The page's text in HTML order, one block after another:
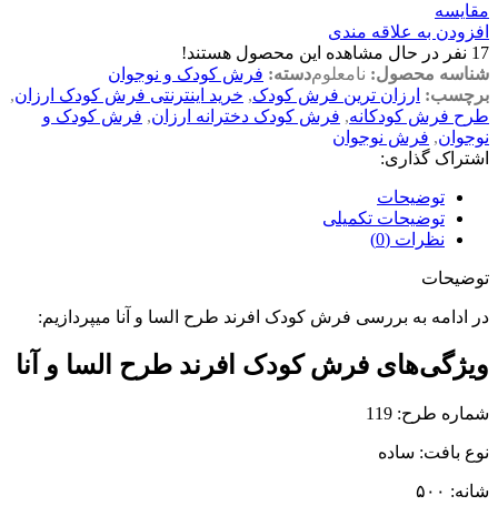
مقایسه
افزودن به علاقه مندی
17 نفر در حال مشاهده این محصول هستند!
شناسه محصول: نامعلومدسته: فرش کودک و نوجوان
برچسب: ارزان ترین فرش کودک, خرید اینترنتی فرش کودک ارزان,
طرح فرش کودکانه, فرش کودک دخترانه ارزان, فرش کودک و
نوجوان, فرش نوجوان
اشتراک گذاری:
توضیحات
توضیحات تکمیلی
نظرات (0)
توضیحات
در ادامه به بررسی فرش کودک افرند طرح السا و آنا میپردازیم:
ویژگی‌های فرش کودک افرند طرح السا و آنا
شماره طرح: 119
نوع بافت:‌ ساده
شانه:‌ ۵۰۰